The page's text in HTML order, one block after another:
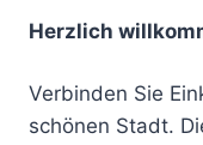
Herzlich
Verbinden Sie
schönen Stadt.